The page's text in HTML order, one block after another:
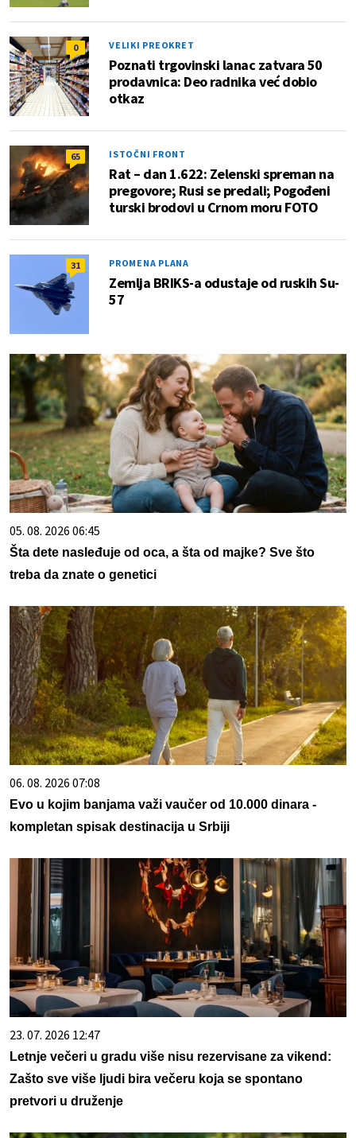
0 VELIKI PREOKRET
Poznati trgovinski lanac zatvara 50
prodavnica: Deo radnika već dobio
otkaz
65 ISTOČNI FRONT
Rat – dan 1.622: Zelenski spreman na
pregovore; Rusi se predali; Pogođeni
turski brodovi u Crnom moru FOTO
31 PROMENA PLANA
Zemlja BRIKS-a odustaje od ruskih Su-
57
05. 08. 2026 06:45
Šta dete nasleđuje od oca, a šta od majke? Sve što
treba da znate o genetici
06. 08. 2026 07:08
Evo u kojim banjama važi vaučer od 10.000 dinara -
kompletan spisak destinacija u Srbiji
23. 07. 2026 12:47
Letnje večeri u gradu više nisu rezervisane za vikend:
Zašto sve više ljudi bira večeru koja se spontano
pretvori u druženje